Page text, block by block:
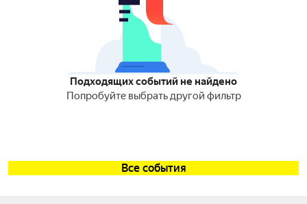
Подходящих событий не найдено
Попробуйте выбрать другой фильтр
Все события